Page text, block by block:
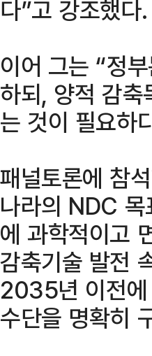
다”고 강조했다.
이어 그는 “정
하되, 양적 감
는 것이 필요하
패널토론에 참
나라의 NDC 목
에 과학적이고
감축기술 발전
2035년 이전에
수단을 명확히